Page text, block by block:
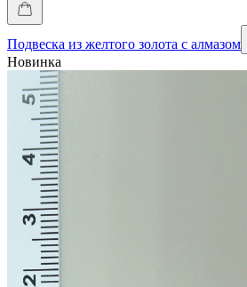
Подвеска из желтого золота с алмазом
Новинка